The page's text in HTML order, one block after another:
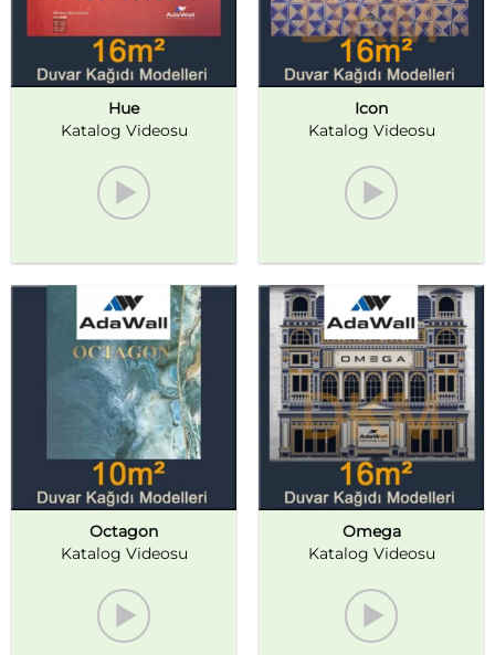
Hue
Katalog Videosu
Icon
Katalog Videosu
Octagon
Katalog Videosu
Omega
Katalog Videosu